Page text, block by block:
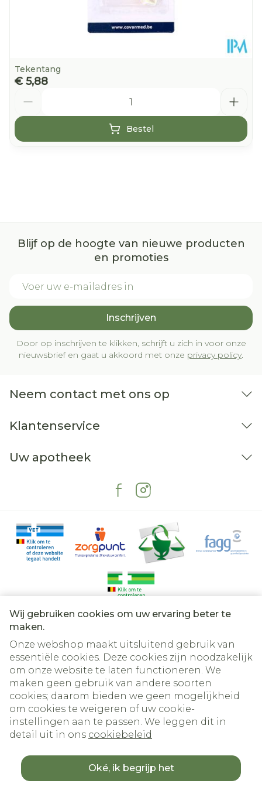
Wij gebruiken cookies om uw ervaring beter te
maken.
Onze webshop maakt uitsluitend gebruik van
essentiële cookies. Deze cookies zijn noodzakelijk
om onze website te laten functioneren. We
maken geen gebruik van andere soorten
cookies; daarom bieden we geen mogelijkheid
om cookies te weigeren of uw cookie-
instellingen aan te passen. We leggen dit in
detail uit in ons cookiebeleid
Oké, ik begrijp het
Tekentang
€ 5,88
Bestel
Blijf op de hoogte van nieuwe producten
en promoties
Inschrijven
Door op inschrijven te klikken, schrijft u zich in voor onze
nieuwsbrief en gaat u akkoord met onze privacy policy.
Neem contact met ons op
Klantenservice
Uw apotheek
Juridische links